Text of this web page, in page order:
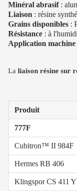
Minéral abrasif:
Liaison : résine
Grains disponibles :
Résistance : à
Application machine
La liaison résine sur
Produit
777F
Cubitron™ II 984F
Hermes RB 406
Klingspor CS 411 Y